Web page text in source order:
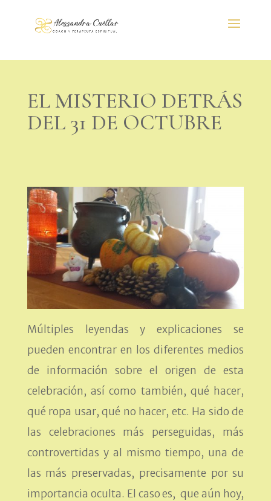
EL MISTERIO DETRÁS
DEL 31 DE OCTUBRE
Múltiples leyendas y explicaciones se
pueden encontrar en los diferentes medios
de información sobre el origen de esta
celebración, así como también, qué hacer,
qué ropa usar, qué no hacer, etc. Ha sido de
las celebraciones más perseguidas, más
controvertidas y al mismo tiempo, una de
las más preservadas, precisamente por su
importancia oculta. El caso es, que aún hoy,